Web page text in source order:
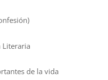
Literaria
de la vida